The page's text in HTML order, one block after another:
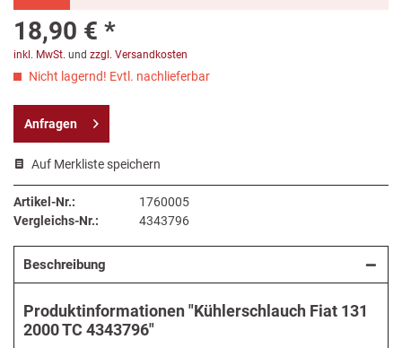
18,90 € *
inkl. MwSt. und zzgl. Versandkosten
Nicht lagernd! Evtl. nachlieferbar
Anfragen
Auf Merkliste speichern
Artikel-Nr.:
1760005
Vergleichs-Nr.:
4343796
Beschreibung
Produktinformationen "Kühlerschlauch Fiat 131
2000 TC 4343796"